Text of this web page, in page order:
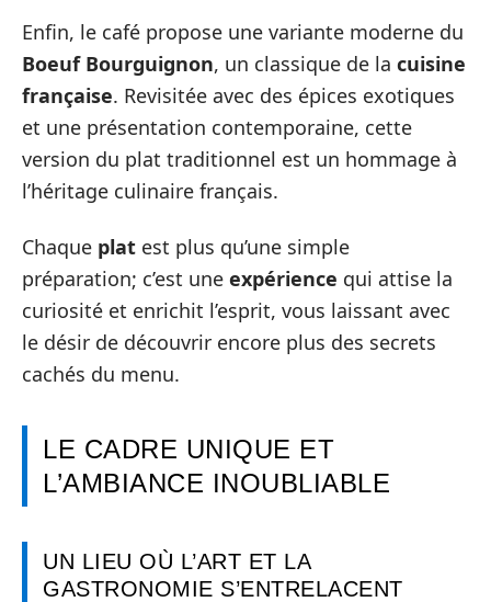
Enfin, le café propose une variante moderne du
Boeuf Bourguignon, un classique de la cuisine
française. Revisitée avec des épices exotiques
et une présentation contemporaine, cette
version du plat traditionnel est un hommage à
l’héritage culinaire français.
Chaque plat est plus qu’une simple
préparation; c’est une expérience qui attise la
curiosité et enrichit l’esprit, vous laissant avec
le désir de découvrir encore plus des secrets
cachés du menu.
LE CADRE UNIQUE ET
L’AMBIANCE INOUBLIABLE
UN LIEU OÙ L’ART ET LA
GASTRONOMIE S’ENTRELACENT